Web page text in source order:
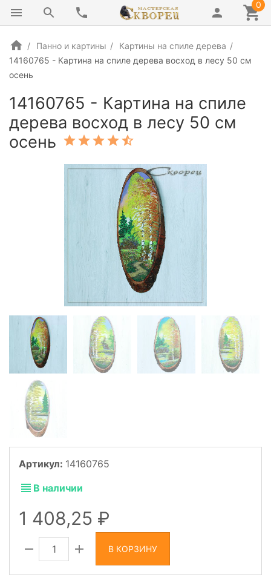
0
Панно и картины
Картины на спиле дерева
14160765 - Картина на спиле дерева восход в лесу 50 см
осень
14160765 - Картина на спиле
дерева восход в лесу 50 см
осень
Артикул: 14160765
В наличии
1 408,25
В КОРЗИНУ